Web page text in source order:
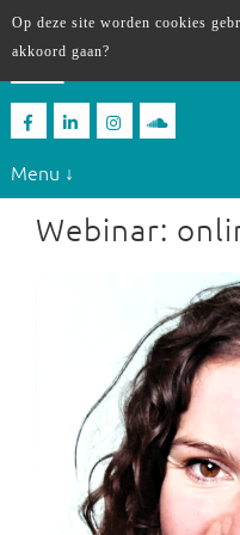
Menu ↓
Webinar:
Op deze site worden cookies
akkoord gaan?